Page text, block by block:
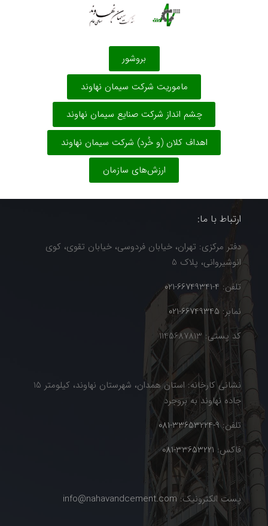
بروشور
ماموریت شرکت سیمان نهاوند
چشم انداز شرکت صنایع سیمان نهاوند
اهداف کلان (و خُرد) شرکت سیمان نهاوند
ارزش‌های سازمان
ارتباط با ما:
دفتر مرکزی: تهران، خیابان فردوسی، خیابان تقوی، کوی
انوشیروانی، پلاک 5
تلفن: 4-66749341-021
نمابر: 66749345-021
کد پستی: 1145687813
نشانی کارخانه: استان همدان، شهرستان نهاوند، کیلومتر 15
جاده نهاوند به بروجرد
تلفن:9-33653224-081
فاکس: 33653221-081
پست الکترونیک: info@nahavandcement.com